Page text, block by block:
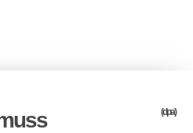
(dpa)